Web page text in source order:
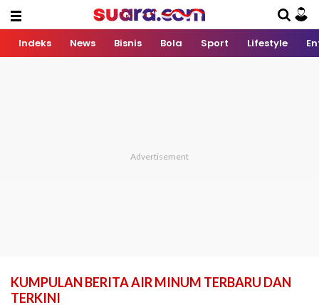
Indeks News Bisnis Bola Sport Lifestyle
KUMPULAN BERITA AIR MINUM TERBARU DAN
TERKINI